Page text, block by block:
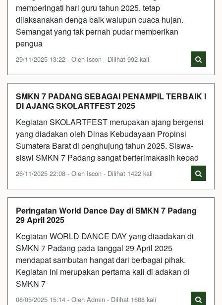
memperingati hari guru tahun 2025. tetap
dilaksanakan denga baik walupun cuaca hujan.
Semangat yang tak pernah pudar memberikan
pengua
29/11/2025 13:22 - Oleh Iscon - Dilihat 992 kali
SMKN 7 PADANG SEBAGAI PENAMPIL TERBAIK I
DI AJANG SKOLARTFEST 2025
Kegiatan SKOLARTFEST merupakan ajang bergensi
yang diadakan oleh Dinas Kebudayaan Propinsi
Sumatera Barat di penghujung tahun 2025. Siswa-
siswi SMKN 7 Padang sangat berterimakasih kepad
26/11/2025 22:08 - Oleh Iscon - Dilihat 1422 kali
Peringatan World Dance Day di SMKN 7 Padang
29 April 2025
Kegiatan WORLD DANCE DAY yang diaadakan di
SMKN 7 Padang pada tanggal 29 April 2025
mendapat sambutan hangat dari berbagai pihak.
Kegiatan ini merupakan pertama kali di adakan di
SMKN 7
08/05/2025 15:14 - Oleh Admin - Dilihat 1688 kali